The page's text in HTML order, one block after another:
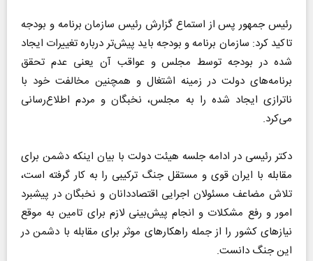
رئیس جمهور پس از استماع گزارش رئیس سازمان برنامه و بودجه
تاکید کرد: سازمان برنامه و بودجه باید پیش‌تر درباره تغییرات ایجاد
شده در بودجه توسط مجلس و عواقب آن یعنی عدم تحقق
برنامه‌های دولت در زمینه اشتغال و همچنین مخالفت خود با
ناترازی ایجاد شده را به مجلس، نخبگان و مردم اطلاع‌رسانی
می‌کرد.
دکتر رئیسی در ادامه جلسه هیئت دولت با بیان اینکه دشمن برای
مقابله با ایران قوی و مستقل جنگ ترکیبی را به کار گرفته است،
تلاش مضاعف مسئولان اجرایی اقتصاددانان و نخبگان در پیشبرد
امور و رفع مشکلات و انجام پیش‌بینی لازم برای تامین به موقع
نیازهای کشور را از جمله راهکارهای موثر برای مقابله با دشمن در
این جنگ دانست.